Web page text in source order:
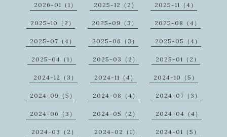
2026-01（1） 2025-12（2） 2025-11（4）
2025-10（2） 2025-09（3） 2025-08（4）
2025-07（4） 2025-06（3） 2025-05（4）
2025-04（1） 2025-03（2） 2025-01（2）
2024-12（3） 2024-11（4） 2024-10（5）
2024-09（5） 2024-08（4） 2024-07（3）
2024-06（3） 2024-05（2） 2024-04（4）
2024-03（2） 2024-02（1） 2024-01（5）